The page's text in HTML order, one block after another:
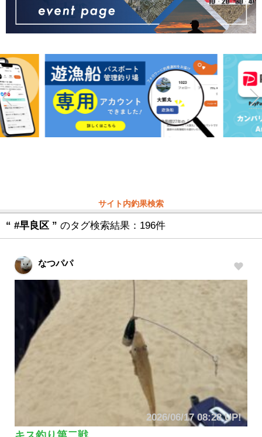
サイト内釣果検索
“ #早良区 ” のタグ検索結果：196件
なつパパ
2026/06/17 08:28 UP!